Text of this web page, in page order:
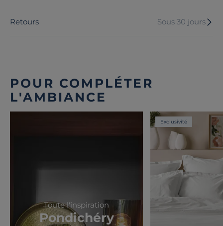
Retours Sous 30 jours
POUR COMPLÉTER
L'AMBIANCE
Toute l'inspiration
Pondichéry
Exclusivité